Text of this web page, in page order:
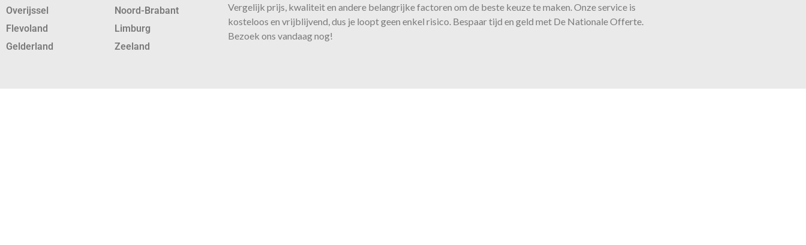
Overijssel
Flevoland
Gelderland
Noord-Brabant
Limburg
Zeeland
Vergelijk prijs, kwaliteit en andere belangrijke factoren om de beste keuze te maken. Onzeservice is
kosteloos en vrijblijvend, dus je loopt geen enkel risico. Bespaar tijd en geld met De Nationale Offerte.
Bezoek ons vandaag nog!